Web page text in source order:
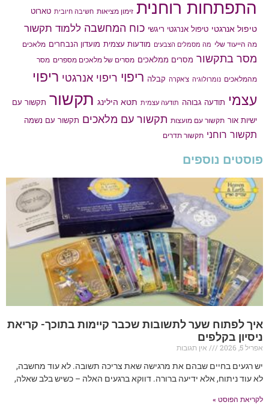
התפתחות רוחנית זימון מציאות חשיבה חיובית טארוט
טיפול אנרגטי טיפול אנרגטי ריגשי כוח המחשבה ללמוד תקשור
מה הייעוד שלי מה מסמלים הצבעים מודעות עצמית מועדון הנבחרים מלאכים
מסר בתקשור מסרים ממלאכים מסרים של מלאכים מספרים מסר
מהמלאכים נומרולוגיה צ'אקרה קבלה ריפוי ריפוי אנרגטי ריפוי
עצמי תודעה גבוהה תודעה עצמית תטא הילינג תקשור תקשור עם
ישיות אור תקשור עם מועצות תקשור עם מלאכים תקשור עם נשמה
תקשור רוחני תקשור תדרים
פוסטים נוספים
איך לפתוח שער לתשובות שכבר קיימות בתוכך- קריאת
ניסיון בקלפים
אפריל 5, 2026
אין תגובות
יש רגעים בחיים שבהם את מרגישה שאת צריכה תשובה. לא עוד מחשבה,
לא עוד ניתוח, אלא ידיעה ברורה. דווקא ברגעים האלה – כשיש בלב שאלה,
לקריאת הפוסט »